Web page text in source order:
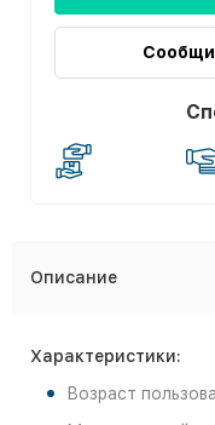
Описание
Характеристики:
Возраст